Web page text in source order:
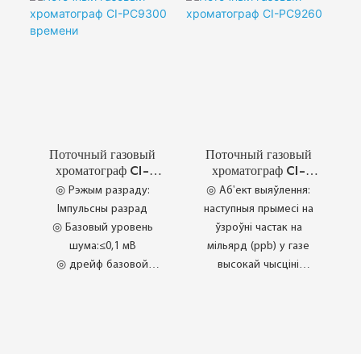
храматаграфічны аналіз
◎ Новы прамысловы
п-ксілол, о-ксілол і інш.
Поточный газовый
хроматограф CI-
PC9300 времени
◎ Рэжым разраду:
Імпульсны разрад
◎ Базовый уровень
шума:≤0,1 мВ
◎ дрейф базовой
Поточный газовый
хроматограф CI-
PC9260
◎ Аб'ект выяўлення:
наступныя прымесі на
ўзроўні частак на
мільярд (ppb) у газе
высокай чысціні